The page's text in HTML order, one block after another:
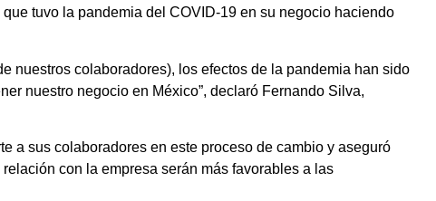
tuvo la pandemia del COVID-19 en su negocio haciendo
nuestros colaboradores), los efectos de la pandemia han sido
nuestro negocio en México”, declaró Fernando Silva,
a sus colaboradores en este proceso de cambio y aseguró
con la empresa serán más favorables a las